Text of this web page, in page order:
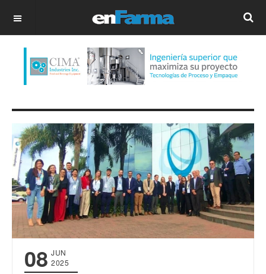
OFF CANVAS
08 JUN
2025